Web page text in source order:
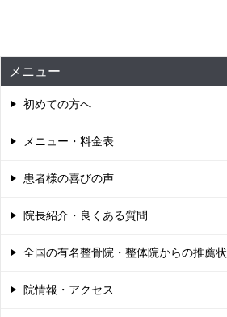
メニュー
初めての方へ
メニュー・料金表
患者様の喜びの声
院長紹介・良くある質問
全国の有名整骨院・整体院からの推薦状
院情報・アクセス